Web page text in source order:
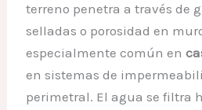
terreno penetra a través de
selladas o porosidad en
especialmente común en
en sistemas de
perimetral. El agua se filtra